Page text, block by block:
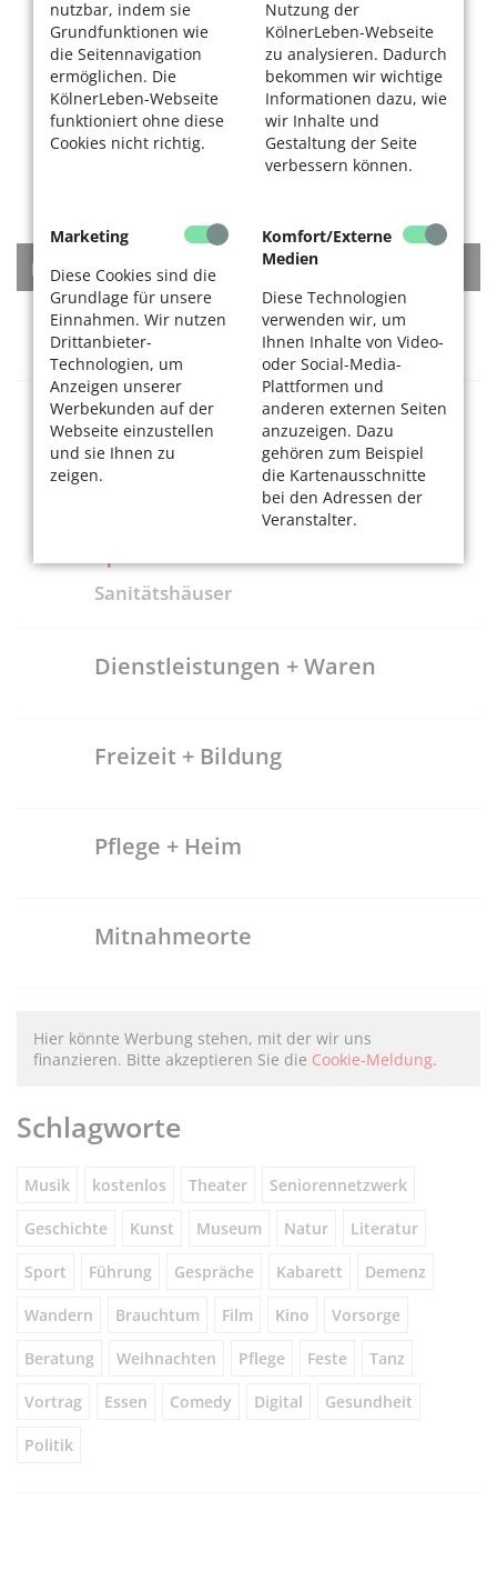
nutzbar, indem sie
Grundfunktionen wie
die Seitennavigation
ermöglichen. Die
KölnerLeben-Webseite
funktioniert ohne diese
Cookies nicht richtig.
Nutzung der
KölnerLeben-Webseite
zu analysieren. Dadurch
bekommen wir wichtige
Informationen dazu, wie
wir Inhalte und
Gestaltung der Seite
verbessern können.
Marketing
Diese Cookies sind die
Grundlage für unsere
Einnahmen. Wir nutzen
Drittanbieter-
Technologien, um
Anzeigen unserer
Werbekunden auf der
Webseite einzustellen
und sie Ihnen zu
zeigen.
Komfort/Externe
Medien
Diese Technologien
verwenden wir, um
Ihnen Inhalte von Video-
oder Social-Media-
Plattformen und
anderen externen Seiten
anzuzeigen. Dazu
gehören zum Beispiel
die Kartenausschnitte
bei den Adressen der
Veranstalter.
KATEGORIEN
Rat + Tat
Gesundheitsversorgung
Krankenhäuser
Sanitätshäuser
Dienstleistungen + Waren
Freizeit + Bildung
Pflege + Heim
Mitnahmeorte
Hier könnte Werbung stehen, mit der wir uns
finanzieren. Bitte akzeptieren Sie die Cookie-Meldung.
Schlagworte
Musik kostenlos Theater Seniorennetzwerk
Geschichte Kunst Museum Natur Literatur
Sport Führung Gespräche Kabarett Demenz
Wandern Brauchtum Film Kino Vorsorge
Beratung Weihnachten Pflege Feste Tanz
Vortrag Essen Comedy Digital Gesundheit
Politik